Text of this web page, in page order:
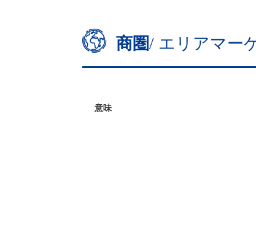
商圏/ エリアマー
意味